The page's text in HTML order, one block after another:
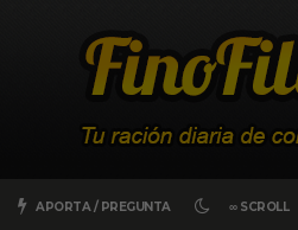
APORTA / PREGUNTA ∞ SCROLL